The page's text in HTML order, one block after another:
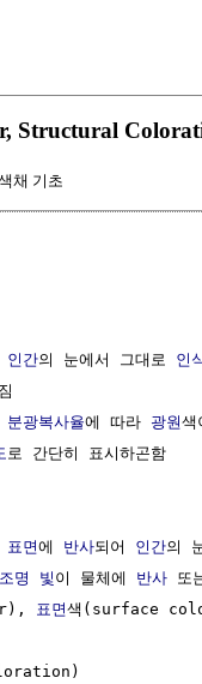
Structural
채 기초
인간의 눈에서 그대로 인
분광복사율에 따라 광원색
로 간단히 표시하
표면에 반사되어 인간의
조명 빛 이 물체에 반사 또
표면색(surface